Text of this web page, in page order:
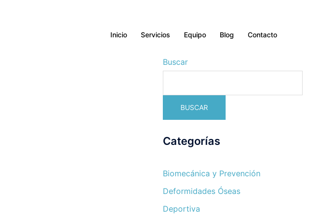
Inicio Servicios Equipo Blog Contacto
Buscar
BUSCAR
Categorías
Biomecánica y Prevención
Deformidades Óseas
Deportiva